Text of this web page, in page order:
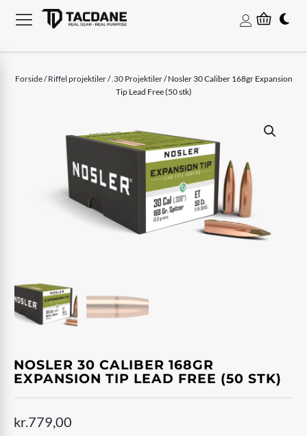
Forside/Riffel projektiler/.30 Projektiler/ Nosler 30 Caliber 168gr Expansion
Tip Lead Free (50 stk)
NOSLER 30 CALIBER 168GR
EXPANSION TIP LEAD FREE (50 STK)
kr.779,00